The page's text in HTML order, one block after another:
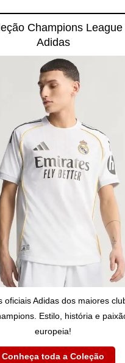
Champions League
Adidas
oficiais Adidas dos maiores
Estilo, história e
europeia!
Conheça toda a Coleção